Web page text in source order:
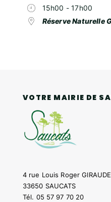
15h00 - 17h00
Réserve Naturelle
VOTRE MAIRIE DE
4 rue Louis Roger
33650 SAUCATS
Tél. 05 57 97 70 20